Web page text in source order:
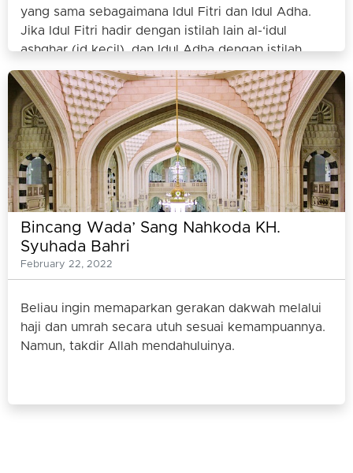
yang sama sebagaimana Idul Fitri dan Idul Adha.
Jika Idul Fitri hadir dengan istilah lain al-‘idul
ashghar (id kecil), dan Idul Adha dengan istilah
al-‘idul akbar (id besar), maka ibadah haji pun
dikenal dengan nama lain al-hajjul akbar (haji besar)
dan umrah dengan nama al-hajjul ashghar (haji
kecil).
Bincang Wada’ Sang Nahkoda KH.
Syuhada Bahri
February 22, 2022
Beliau ingin memaparkan gerakan dakwah melalui
haji dan umrah secara utuh sesuai kemampuannya.
Namun, takdir Allah mendahuluinya.